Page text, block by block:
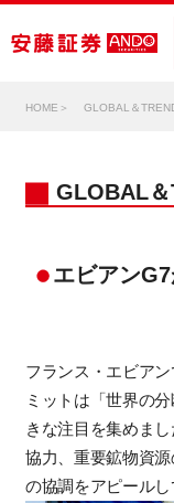
HOME GLOBAL＆
GLOBAL＆
エビアン
フランス・エビアン
ミットは「世界の
きな注目を集めま
協力、重要鉱物資
の協調をアピールし